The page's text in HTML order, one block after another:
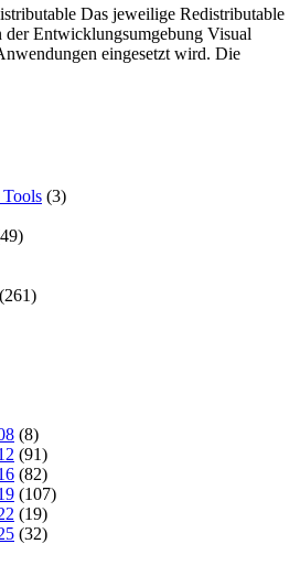
Das jeweilige Redistributable
Entwicklungsumgebung Visual
eingesetzt wird. Die
(3)
(261)
(8)
(91)
(82)
(107)
(19)
(32)